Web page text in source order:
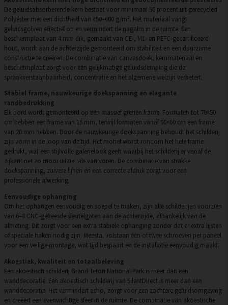
De geluidsabsorberende kern bestaat voor minimaal 50 procent uit gerecycled
Polyester met een dichtheid van 450–600 g/m². Het materiaal vangt
geluidsgolven effectief op en vermindert de nagalm in de ruimte. Een
beschermplaat van 4 mm dik, gemaakt van CE-, M1- en PEFC-gecertificeerd
hout, wordt aan de achterzijde gemonteerd om stabiliteit en een duurzame
constructie te creëren. De combinatie van canvasdoek, kernmateriaal en
beschermplaat zorgt voor een gelijkmatige geluidsdemping die de
spraakverstaanbaarheid, concentratie en het algemene welzijn verbetert.
Stabiel frame, nauwkeurige doekspanning en elegante
randbedrukking
Elk bord wordt gemonteerd op een massief grenen frame. Formaten tot 70×50
cm hebben een frame van 15 mm, terwijl formaten vanaf 90×60 cm een frame
van 20 mm hebben. Door de nauwkeurige doekspanning behoudt het schilderij
zijn vorm in de loop van de tijd. Het motief wordt rondom het hele frame
gedrukt, wat een stijlvolle galerielook geeft waarbij het schilderij er vanaf de
zijkant net zo mooi uitziet als van voren. De combinatie van strakke
doekspanning, zuivere lijnen en een correcte afdruk zorgt voor een
professionele afwerking.
Eenvoudige ophanging
Om het ophangen eenvoudig en soepel te maken, zijn alle schilderijen voorzien
van 6–8 CNC-gefreesde sleutelgaten aan de achterzijde, afhankelijk van de
afmeting. Dit zorgt voor een extra stabiele ophanging zonder dat er extra lijsten
of speciale haken nodig zijn. Meestal volstaan één of twee schroeven per paneel
voor een veilige montage, wat tijd bespaart en de installatie eenvoudig maakt.
Akoestiek, kwaliteit en totaalbeleving
Een akoestisch schilderij Grand Teton National Park is meer dan een
wanddecoratie. Een akoestisch schilderij van SilentDirect is meer dan een
wanddecoratie. Het vermindert echo, zorgt voor een zachtere geluidsomgeving
en creëert een evenwichtige sfeer in de ruimte. De combinatie van akoestische